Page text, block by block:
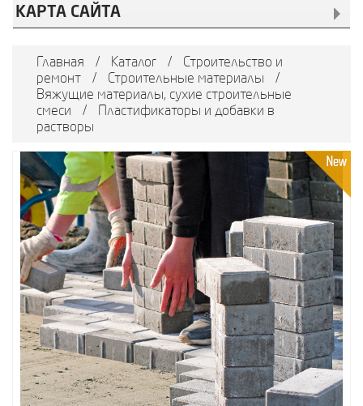
КАРТА САЙТА
Главная / Каталог /
Строительство и
ремонт
/ Строительные материалы
/
Вяжущие материалы, сухие строительные
смеси
/
Пластификаторы и добавки в
растворы